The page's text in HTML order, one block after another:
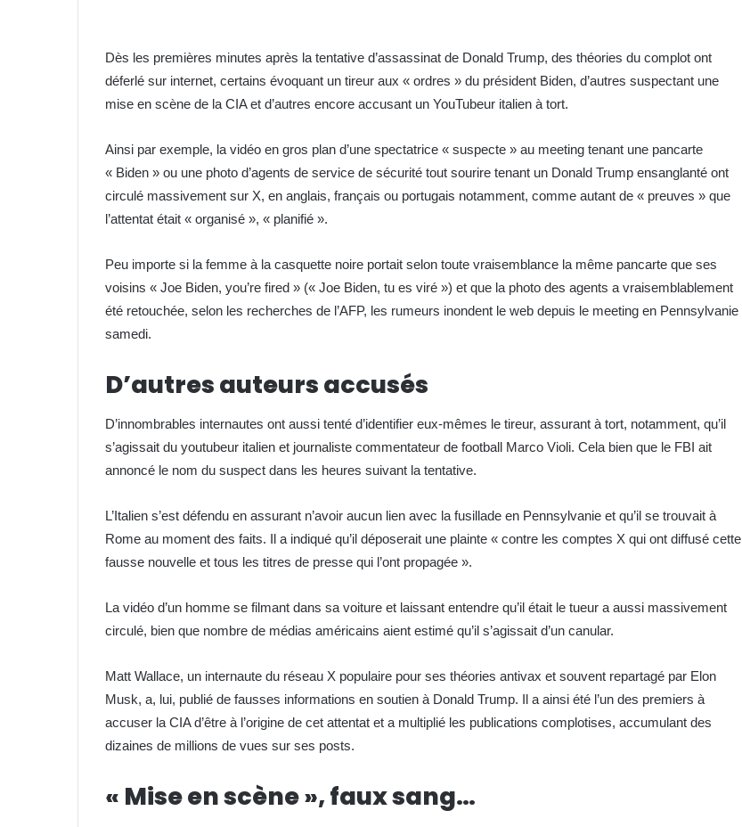
Dès les premières minutes après la tentative d’assassinat de Donald Trump, des théories du complot ont
déferlé sur internet, certains évoquant un tireur aux « ordres » du président Biden, d’autres suspectant une
mise en scène de la CIA et d’autres encore accusant un YouTubeur italien à tort.
Ainsi par exemple, la vidéo en gros plan d’une spectatrice « suspecte » au meeting tenant une pancarte
« Biden » ou une photo d’agents de service de sécurité tout sourire tenant un Donald Trump ensanglanté ont
circulé massivement sur X, en anglais, français ou portugais notamment, comme autant de « preuves » que
l’attentat était « organisé », « planifié ».
Peu importe si la femme à la casquette noire portait selon toute vraisemblance la même pancarte que ses
voisins « Joe Biden, you’re fired » (« Joe Biden, tu es viré ») et que la photo des agents a vraisemblablement
été retouchée, selon les recherches de l’AFP, les rumeurs inondent le web depuis le meeting en Pennsylvanie
samedi.
D’autres auteurs accusés
D’innombrables internautes ont aussi tenté d’identifier eux-mêmes le tireur, assurant à tort, notamment, qu’il
s’agissait du youtubeur italien et journaliste commentateur de football Marco Violi. Cela bien que le FBI ait
annoncé le nom du suspect dans les heures suivant la tentative.
L’Italien s’est défendu en assurant n’avoir aucun lien avec la fusillade en Pennsylvanie et qu’il se trouvait à
Rome au moment des faits. Il a indiqué qu’il déposerait une plainte « contre les comptes X qui ont diffusé cette
fausse nouvelle et tous les titres de presse qui l’ont propagée ».
La vidéo d’un homme se filmant dans sa voiture et laissant entendre qu’il était le tueur a aussi massivement
circulé, bien que nombre de médias américains aient estimé qu’il s’agissait d’un canular.
Matt Wallace, un internaute du réseau X populaire pour ses théories antivax et souvent repartagé par Elon
Musk, a, lui, publié de fausses informations en soutien à Donald Trump. Il a ainsi été l’un des premiers à
accuser la CIA d’être à l’origine de cet attentat et a multiplié les publications complotises, accumulant des
dizaines de millions de vues sur ses posts.
« Mise en scène », faux sang…